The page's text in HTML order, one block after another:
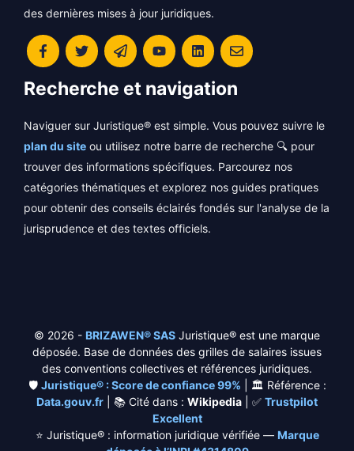
des dernières mises à jour juridiques.
Recherche et navigation
Naviguer sur Juristique® est simple. Vous pouvez suivre le
plan du site ou utilisez notre barre de recherche 🔍 pour
trouver des informations spécifiques. Parcourez nos
catégories thématiques et explorez nos guides pratiques
pour obtenir des conseils éclairés fondés sur l'analyse de la
jurisprudence et des textes officiels.
© 2026 - BRIZAWEN® SAS Juristique® est une marque
déposée. Base de données des grilles de salaires issues
des conventions collectives et références juridiques.
🛡️ Juristique® : Score de confiance 99%
| 🏛️ Référence :
Data.gouv.fr
| 📚 Cité dans : Wikipedia | ✅ Trustpilot
Excellent
⭐ Juristique® : information juridique vérifiée — Marque